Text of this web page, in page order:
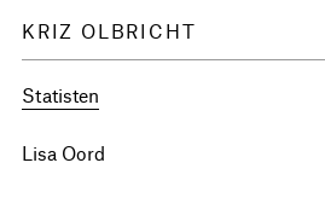
Statisten
Lisa Oord
KRIZ OLBRICHT